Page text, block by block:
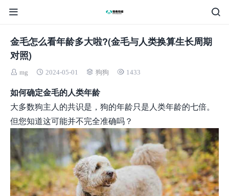
金毛怎么看年龄多大啦?(金毛与人类换算生长周期
对照)
mg 2024-05-01 狗狗 1433
如何确定金毛的人类年龄
大多数狗主人的共识是，狗的年龄只是人类年龄的七倍。
但您知道这可能并不完全准确吗？